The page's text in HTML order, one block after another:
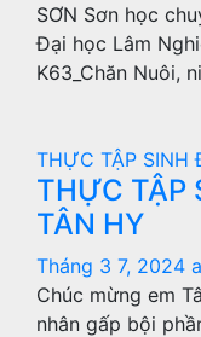
SƠN Sơn học
Đại học Lâm
K63_Chăn Nuôi,
THỰC TẬP SINH
THỰC TẬP
TÂN HY
Tháng 3 7, 2024
Chúc mừng em
nhân gấp bội